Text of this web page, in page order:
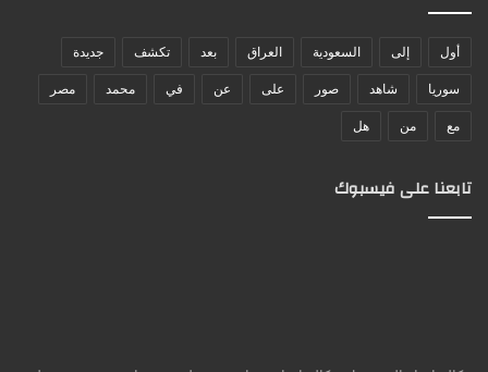
أول إلى السعودية العراق بعد تكشف جديدة
سوريا شاهد صور على عن في محمد مصر
مع من هل
تابعنا على فيسبوك